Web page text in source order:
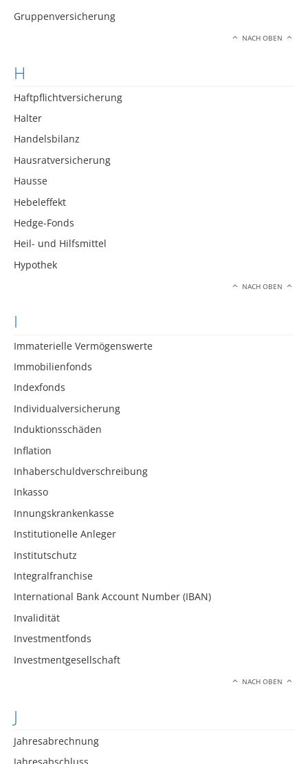
Gruppenversicherung
NACH OBEN
H
Haftpflichtversicherung
Halter
Handelsbilanz
Hausratversicherung
Hausse
Hebeleffekt
Hedge-Fonds
Heil- und Hilfsmittel
Hypothek
NACH OBEN
I
Immaterielle Vermögenswerte
Immobilienfonds
Indexfonds
Individualversicherung
Induktionsschäden
Inflation
Inhaberschuldverschreibung
Inkasso
Innungskrankenkasse
Institutionelle Anleger
Institutschutz
Integralfranchise
International Bank Account Number (IBAN)
Invalidität
Investmentfonds
Investmentgesellschaft
NACH OBEN
J
Jahresabrechnung